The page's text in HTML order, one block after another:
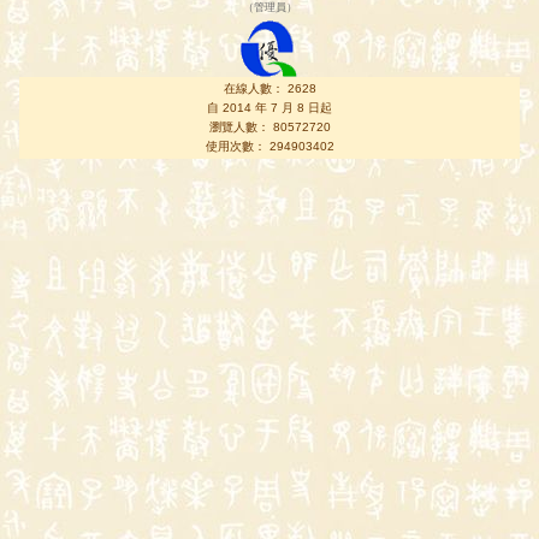
（管理員 ）
在線人數： 2628
自 2014 年 7 月 8 日起
瀏覽人數： 80572720
使用次數： 294903402